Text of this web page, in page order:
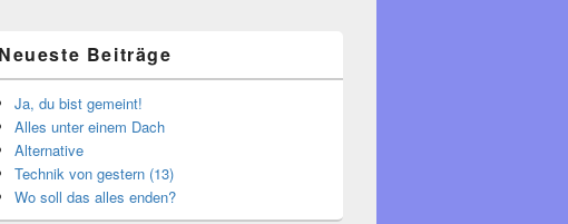
Neueste Beiträge
Ja, du bist gemeint!
Alles unter einem Dach
Alternative
Technik von gestern (13)
Wo soll das alles enden?